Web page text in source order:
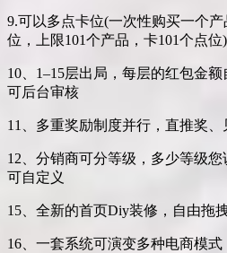
9.可以多点卡位(一次性购买一个
位，上限101个产品，卡101个点位)
10、1–15层出局，每层的红包金
可后台审核
11、多重奖励制度并行，直推奖
12、分销商可分等级，多少等级
可自定义
15、全新的首页Diy装修，自由拖
16、一套系统可演变多种电商模